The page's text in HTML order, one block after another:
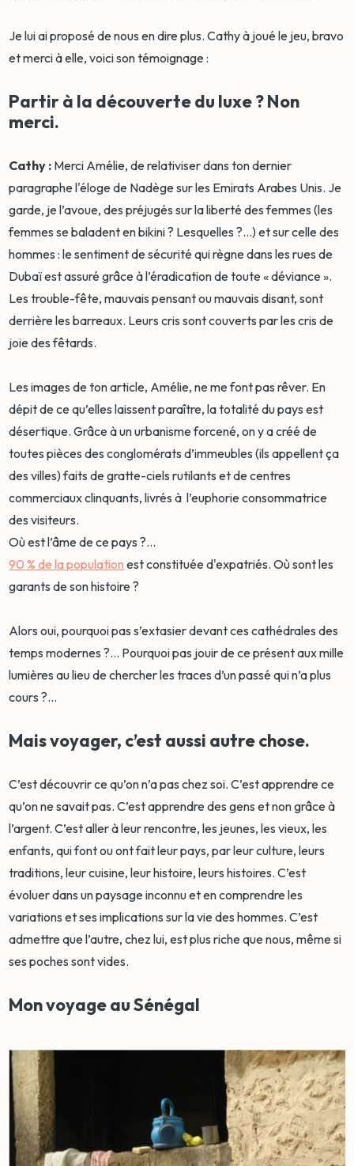
Je lui ai proposé de nous en dire plus. Cathy à joué le jeu, bravo
et merci à elle, voici son témoignage :
Partir à la découverte du luxe ? Non
merci.
Cathy : Merci Amélie, de relativiser dans ton dernier
paragraphe l'éloge de Nadège sur les Emirats Arabes Unis. Je
garde, je l’avoue, des préjugés sur la liberté des femmes (les
femmes se baladent en bikini ? Lesquelles ?...) et sur celle des
hommes : le sentiment de sécurité qui règne dans les rues de
Dubaï est assuré grâce à l’éradication de toute « déviance ».
Les trouble-fête, mauvais pensant ou mauvais disant, sont
derrière les barreaux. Leurs cris sont couverts par les cris de
joie des fêtards.
Les images de ton article, Amélie, ne me font pas rêver. En
dépit de ce qu’elles laissent paraître, la totalité du pays est
désertique. Grâce à un urbanisme forcené, on y a créé de
toutes pièces des conglomérats d’immeubles (ils appellent ça
des villes) faits de gratte-ciels rutilants et de centres
commerciaux clinquants, livrés à l’euphorie consommatrice
des visiteurs.
Où est l’âme de ce pays ?...
90 % de la population est constituée d'expatriés. Où sont les
garants de son histoire ?
Alors oui, pourquoi pas s’extasier devant ces cathédrales des
temps modernes ?... Pourquoi pas jouir de ce présent aux mille
lumières au lieu de chercher les traces d’un passé qui n’a plus
cours ?...
Mais voyager, c’est aussi autre chose.
C’est découvrir ce qu’on n’a pas chez soi. C’est apprendre ce
qu’on ne savait pas. C’est apprendre des gens et non grâce à
l’argent. C’est aller à leur rencontre, les jeunes, les vieux, les
enfants, qui font ou ont fait leur pays, par leur culture, leurs
traditions, leur cuisine, leur histoire, leurs histoires. C’est
évoluer dans un paysage inconnu et en comprendre les
variations et ses implications sur la vie des hommes. C’est
admettre que l’autre, chez lui, est plus riche que nous, même si
ses poches sont vides.
Mon voyage au Sénégal